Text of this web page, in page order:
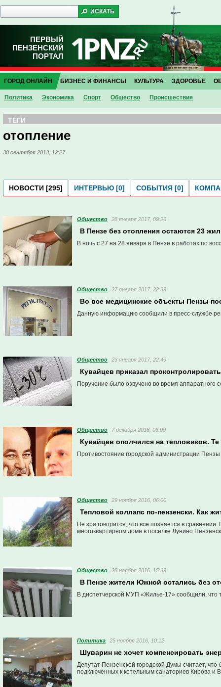
ПЕРВЫЙ
ПЕНЗЕНСКИЙ
ПОРТАЛ
ГОРОД ОНЛАЙН
Политика Экономика Спорт Общество Проиcшествия
БИЗНЕС И ФИНАНСЫ КУЛЬТУРА ЗДОРОВЬЕ
ТЕГИ
отопление
30 сентября 2013, 12:27
НОВОСТИ [295] ИНТЕРВЬЮ [0] СОБЫТИЯ [0]
Общество 28 января 2017, 09:26
В Пензе без отопления остаются 23
В ночь с 27 на 28 января в Пензе в работах по
Общество 27 января 2017, 22:39
Во все медицинские объекты Пензы
Данную информацию сообщили в пресс-службе
Общество 23 января 2017, 22:49
Кувайцев приказал
Поручение было озвучено во время аппаратного
Общество 7 декабря 2016, 06:00
Кувайцев ополчился на тепловиков.
Противостояние городской администрации
Общество 29 ноября 2016, 06:00
Тепловой коллапс по-пензенски. Как
Не зря говорится, что все познается в
многоквартирном доме в поселке Лунино
Общество 28 ноября 2016, 15:39
В Пензе жители Южной остались без
В диспетчерской МУП «Жилье-17» сообщили, что
Политика 25 ноября 2016, 10:12
Шуварин не хочет компенсировать
Депутат Пензенской городской Думы считает,
подключенных к котельным санаториев Кирова и